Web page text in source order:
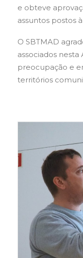
e obteve
assuntos postos
O SBTMAD
associados nesta
preocupação e
territórios